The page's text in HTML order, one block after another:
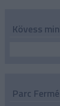
Kövess
Parc Fermé